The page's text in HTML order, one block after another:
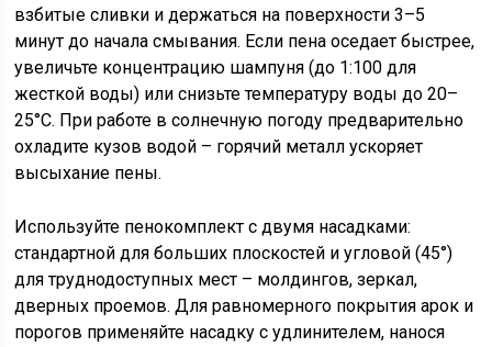
взбитые сливки и держаться на поверхности 3–5
минут до начала смывания. Если пена оседает быстрее,
увеличьте концентрацию шампуня (до 1:100 для
жесткой воды) или снизьте температуру воды до 20–
25°C. При работе в солнечную погоду предварительно
охладите кузов водой – горячий металл ускоряет
высыхание пены.
Используйте пенокомплект с двумя насадками:
стандартной для больших плоскостей и угловой (45°)
для труднодоступных мест – молдингов, зеркал,
дверных проемов. Для равномерного покрытия арок и
порогов применяйте насадку с удлинителем, нанося